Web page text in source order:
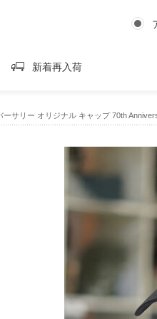
新着再入荷
サリー オリジナル キャップ 70th